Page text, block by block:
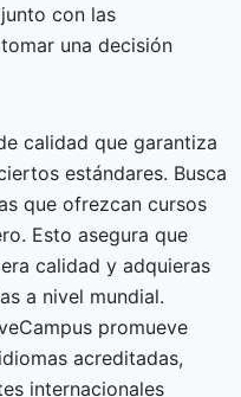
con las
una decisión
calidad que garantiza
estándares. Busca
que ofrezcan cursos
Esto asegura que
calidad y adquieras
a nivel mundial.
promueve
acreditadas,
internacionales